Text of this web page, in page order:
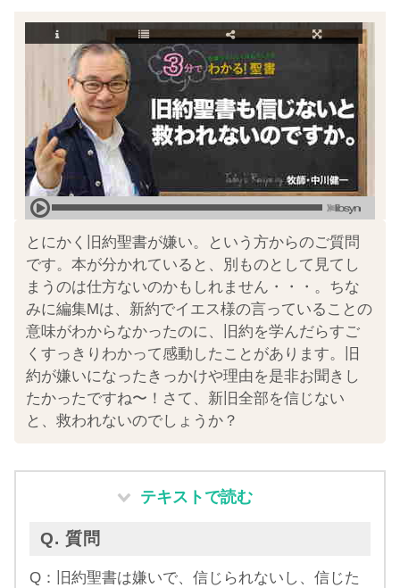
とにかく旧約聖書が嫌い。という方からのご質問
です。本が分かれていると、別ものとして見てし
まうのは仕方ないのかもしれません・・・。ちな
みに編集Mは、新約でイエス様の言っていることの
意味がわからなかったのに、旧約を学んだらすご
くすっきりわかって感動したことがあります。旧
約が嫌いになったきっかけや理由を是非お聞きし
たかったですね〜！さて、新旧全部を信じない
と、救われないのでしょうか？
テキストで読む
Q. 質問
Q：旧約聖書は嫌いで、信じられないし、信じた